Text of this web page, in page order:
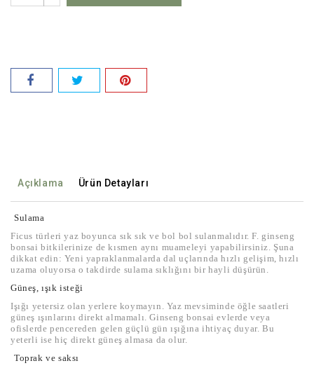
Açıklama Ürün Detayları
Sulama
Ficus türleri yaz boyunca sık sık ve bol bol sulanmalıdır. F. ginseng
bonsai bitkilerinize de kısmen aynı muameleyi yapabilirsiniz. Şuna
dikkat edin: Yeni yapraklanmalarda dal uçlarında hızlı gelişim, hızlı
uzama oluyorsa o takdirde sulama sıklığını bir hayli düşürün.
Güneş, ışık isteği
Işığı yetersiz olan yerlere koymayın. Yaz mevsiminde öğle saatleri
güneş ışınlarını direkt almamalı. Ginseng bonsai evlerde veya
ofislerde pencereden gelen güçlü gün ışığına ihtiyaç duyar. Bu
yeterli ise hiç direkt güneş almasa da olur.
Toprak ve saksı